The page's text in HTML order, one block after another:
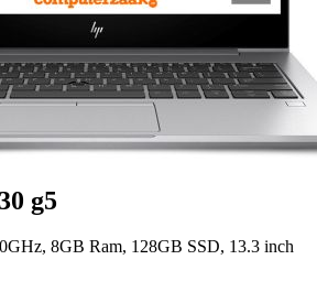
g5
8GB Ram, 128GB SSD, 13.3 inch